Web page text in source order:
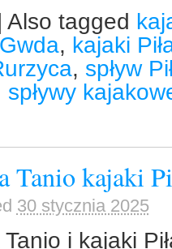
Also tagged
, kajaki
, spływ
spływy
Tanio kajaki
30 stycznia 2025
i kajaki